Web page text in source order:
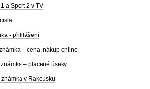
a Sport 2 v TV
- přihlášení
– cena, nákup online
– placené úseky
v Rakousku